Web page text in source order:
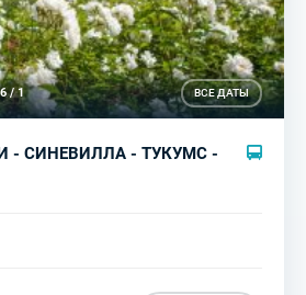
/ 1 ВСЕ ДАТЫ
- СИНЕВИЛЛА - ТУКУМС -